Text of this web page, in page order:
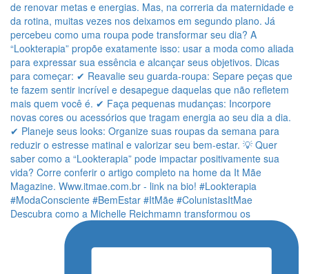
Descubra como a Michelle Reichmamn transformou os